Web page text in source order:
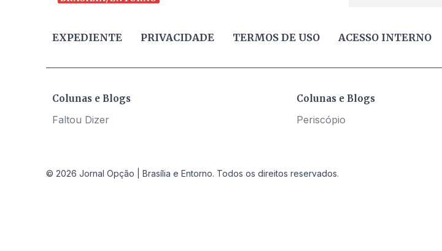
EXPEDIENTE PRIVACIDADE TERMOS DE USO ACESSO INTERNO
Colunas e Blogs
Faltou Dizer
Colunas e Blogs
Periscópio
© 2026 Jornal Opção | Brasília e Entorno. Todos os direitos reservados.